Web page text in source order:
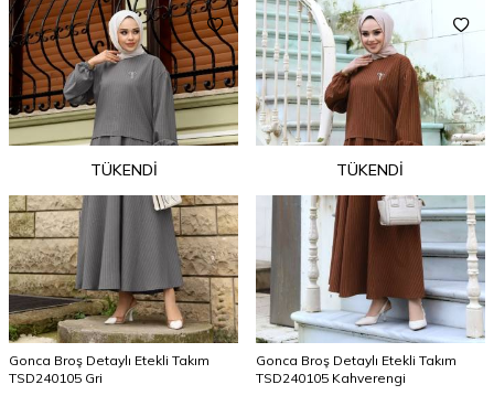
TÜKENDI
Gonca Broş Detaylı Etekli Takım
TSD240105 Gri
TÜKENDI
Gonca Broş Detaylı Etekli Takım
TSD240105 Kahverengi